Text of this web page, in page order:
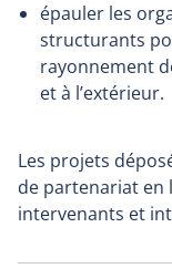
épauler les
structurants
rayonnement
et à l’extérieur.
Les projets
de partenariat en
intervenants et